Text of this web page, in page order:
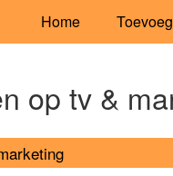
Home
op tv &